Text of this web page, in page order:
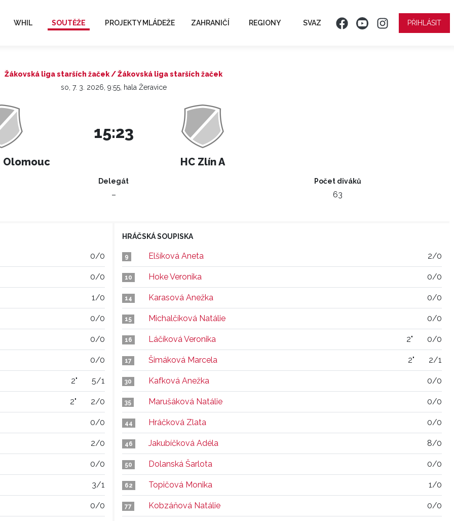
WHIL SOUTĚŽE PROJEKTY MLÁDEŽE ZAHRANIČÍ REGIONY SVAZ PŘIHLÁSIT
Žákovská liga starších žaček / Žákovská liga starších žaček
so, 7. 3. 2026, 9:55, hala Žeravice
Olomouc
15:23
HC Zlín A
Delegát
–
Počet diváků
63
0/0
0/0
1/0
0/0
0/0
0/0
2" 5/1
2" 2/0
0/0
2/0
0/0
3/1
0/0
HRÁČSKÁ SOUPISKA
9 Elšíková Aneta 2/0
10 Hoke Veronika 0/0
14 Karasová Anežka 0/0
15 Michalčíková Natálie 0/0
16 Láčíková Veronika 2" 0/0
17 Šimáková Marcela 2" 2/1
30 Kafková Anežka 0/0
35 Marušáková Natálie 0/0
44 Hráčková Zlata 0/0
46 Jakubíčková Adéla 8/0
50 Dolanská Šarlota 0/0
62 Topičová Monika 1/0
77 Kobzáňová Natálie 0/0